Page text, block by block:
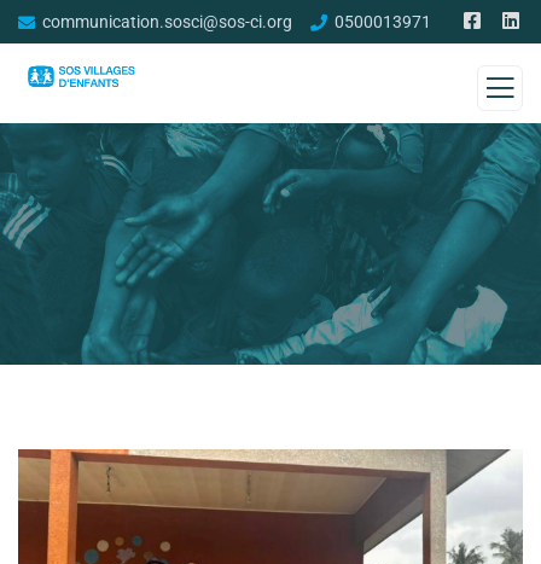
communication.sosci@sos-ci.org 0500013971